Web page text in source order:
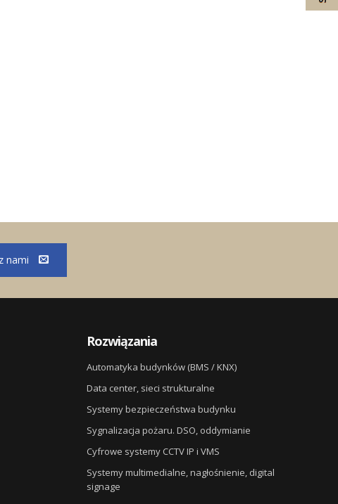
nami
Rozwiązania
Automatyka budynków (BMS / KNX)
Data center, sieci strukturalne
Systemy bezpieczeństwa budynku
Sygnalizacja pożaru. DSO, oddymianie
Cyfrowe systemy CCTV IP i VMS
Systemy multimedialne, nagłośnienie, digital
signage